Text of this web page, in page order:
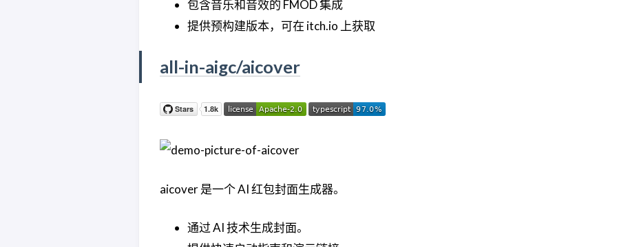
包含音乐和音效的 FMOD 集成
提供预构建版本，可在 itch.io 上获取
all-in-aigc/aicover
aicover 是一个 AI 红包封面生成器。
通过 AI 技术生成封面。